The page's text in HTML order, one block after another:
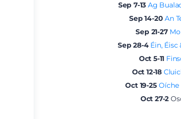
Sep 7-13 Ag
Sep 14-20 An
Sep 21-27
Sep 28-4 Éin,
Oct 5-11
Oct 12-18
Oct 19-25 Oíche
Oct 27-2